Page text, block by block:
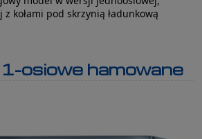
kołami pod skrzynią ładunkową
osiowe hamowane